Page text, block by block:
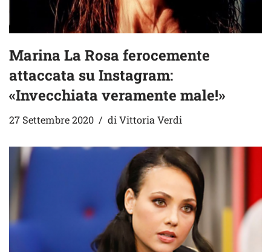
Marina La Rosa ferocemente
attaccata su Instagram:
«Invecchiata veramente male!»
27 Settembre 2020 diVittoria Verdi